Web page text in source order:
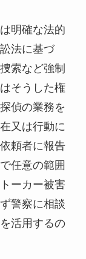
明確な法的
法に基づ
索など強制
そうした権
偵の業務を
又は行動に
頼者に報告
任意の範囲
ーカー被害
警察に相談
活用するの